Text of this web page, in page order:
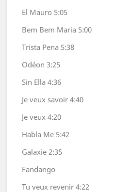
El Mauro 5:05
Bem Bem Maria 5:00
Trista Pena 5:38
Odéon 3:25
Sin Ella 4:36
Je veux savoir 4:40
Je veux 4:20
Habla Me 5:42
Galaxie 2:35
Fandango
Tu veux revenir 4:22